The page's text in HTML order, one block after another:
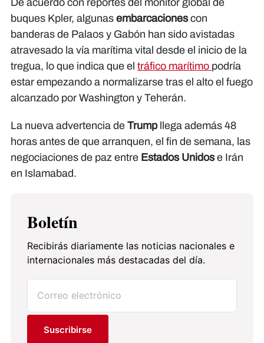
De acuerdo con reportes del monitor global de
buques Kpler, algunas embarcacionescon
banderas de Palaos y Gabón han sido avistadas
atravesado la vía marítima vital desde el inicio de la
tregua, lo que indica que el tráfico marítimo podría
estar empezando a normalizarse tras el alto el fuego
alcanzado por Washington y Teherán.
La nueva advertencia de Trump llega además 48
horas antes de que arranquen, el fin de semana, las
negociaciones de paz entre Estados Unidose Irán
en Islamabad.
Boletín
Recibirás diariamente las noticias nacionales e
internacionales más destacadas del día.
Suscribirse